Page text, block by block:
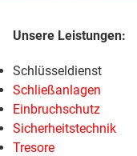
Schlüsseldienst
Schließanlagen
Einbruchschutz
Sicherheitstechnik
Tresore